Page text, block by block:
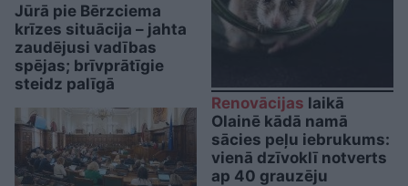
Jūrā pie Bērzciema
krīzes situācija – jahta
zaudējusi vadības
spējas; brīvprātīgie
steidz palīgā
Renovācijas laikā
Olainē kādā namā
sācies peļu iebrukums:
vienā dzīvoklī notverts
ap 40 grauzēju